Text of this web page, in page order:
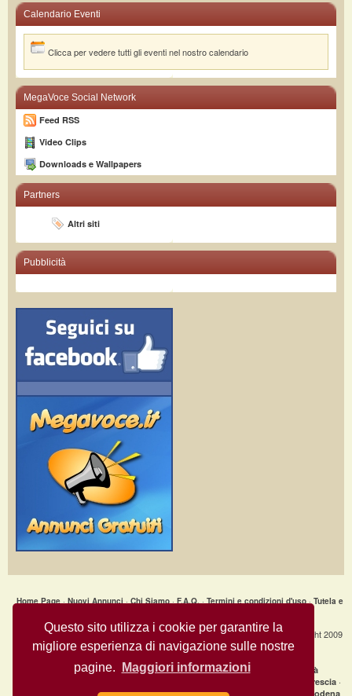
Questo sito utilizza i cookie per garantire la
migliore esperienza di navigazione sulle nostre
pagine.
Maggiori informazioni
Calendario Eventi
Clicca per vedere tutti gli eventi nel nostro calendario
MegaVoce Social Network
Feed RSS
Video Clips
Downloads e Wallpapers
Partners
Altri siti
Pubblicità
Home Page·Nuovi Annunci·Chi Siamo·F.A.Q.·Termini e condizioni d'uso·Tutela e
Annunci Gratuiti » Ceramica Artistica - Tazza_0003_Totem_e_Tabu © Copyright 2009
MegaVoce.it- All Rights Reserved.
Annunci recenti per città|clicca qui per la lista completa delle città
Annunci gratuiti Brescia ·
Annunci gratuiti Firenze·Annunci gratuiti Genova Annunci gratuiti Modena